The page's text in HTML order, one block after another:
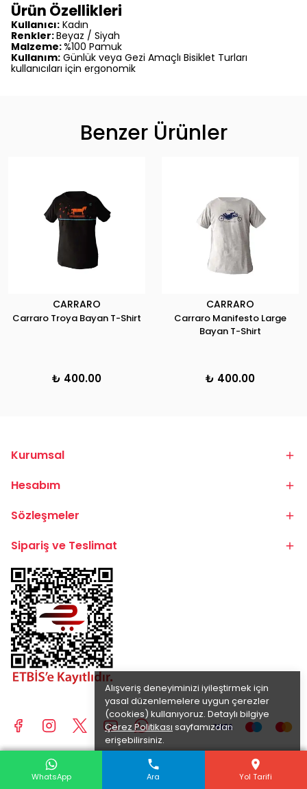
Alışveriş deneyiminizi iyileştirmek için
yasal düzenlemelere uygun çerezler
(cookies) kullanıyoruz. Detaylı bilgiye
Çerez Politikası sayfamızdan
erişebilirsiniz.
Anladım
Ürün Özellikleri
Kullanıcı: Kadın
Renkler:Beyaz / Siyah
Malzeme:%100 Pamuk
Kullanım: Günlük veya Gezi Amaçlı Bisiklet Turları
kullanıcıları için ergonomik
Benzer Ürünler
CARRARO
Carraro Troya Bayan T-Shirt
₺ 400.00
CARRARO
Carraro Manifesto Large
Bayan T-Shirt
₺ 400.00
Kurumsal
Hesabım
Sözleşmeler
Sipariş ve Teslimat
© 2025 BİKE.COM.TR | TÜM HAKLARI SAKLIDIR.
WhatsApp Ara Yol Tarifi
WhatsApp Ara Yol Tarifi
WhatsApp Ara Yol Tarifi